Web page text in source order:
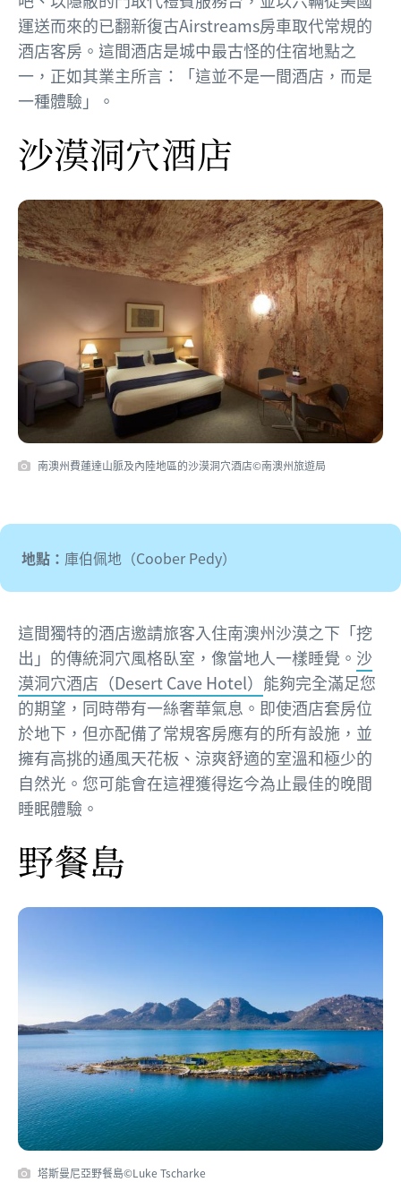
運送而來的已翻新復古Airstreams房車取代常規的
酒店客房。這間酒店是城中最古怪的住宿地點之
一，正如其業主所言：「這並不是一間酒店，而是
一種體驗」。
沙漠洞穴酒店
南澳州費蓮達山脈及內陸地區的沙漠洞穴酒店©南澳州旅遊局
地點： 庫伯佩地（Coober Pedy）
這間獨特的酒店邀請旅客入住南澳州沙漠之下「挖
出」的傳統洞穴風格臥室，像當地人一樣睡覺。 沙
漠洞穴酒店（Desert Cave Hotel） 能夠完全滿足您
的期望，同時帶有一絲奢華氣息。即使酒店套房位
於地下，但亦配備了常規客房應有的所有設施，並
擁有高挑的通風天花板、涼爽舒適的室溫和極少的
自然光。您可能會在這裡獲得迄今為止最佳的晚間
睡眠體驗。
野餐島
塔斯曼尼亞野餐島©Luke Tscharke